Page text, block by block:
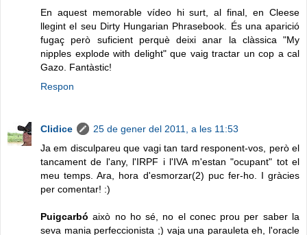
En aquest memorable vídeo hi surt, al final, en Cleese
llegint el seu Dirty Hungarian Phrasebook. És una aparició
fugaç però suficient perquè deixi anar la clàssica "My
nipples explode with delight" que vaig tractar un cop a cal
Gazo. Fantàstic!
Respon
Clidice
25 de gener del 2011, a les 11:53
Ja em disculpareu que vagi tan tard responent-vos, però el
tancament de l'any, l'IRPF i l'IVA m'estan "ocupant" tot el
meu temps. Ara, hora d'esmorzar(2) puc fer-ho. I gràcies
per comentar! :)
Puigcarbó això no ho sé, no el conec prou per saber la
seva mania perfeccionista ;) vaja una parauleta eh, l'oracle